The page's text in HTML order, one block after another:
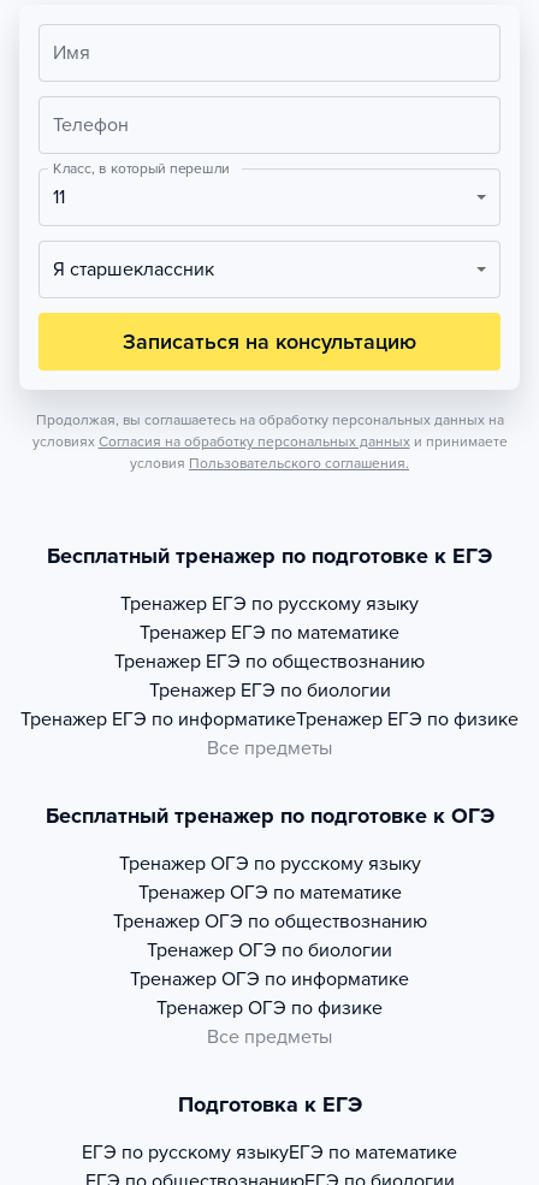
Имя
Телефон
Класс, в который перешли
11
Я старшеклассник
Записаться на консультацию
Продолжая, вы соглашаетесь на обработку персональных данных на
условиях Согласия на обработку персональных данных и принимаете
условия Пользовательского соглашения.
Бесплатный тренажер по подготовке к ЕГЭ
Тренажер ЕГЭ по русскому языку
Тренажер ЕГЭ по математике
Тренажер ЕГЭ по обществознанию
Тренажер ЕГЭ по биологии
Тренажер ЕГЭ по информатикеТренажер ЕГЭ по физике
Все предметы
Бесплатный тренажер по подготовке к ОГЭ
Тренажер ОГЭ по русскому языку
Тренажер ОГЭ по математике
Тренажер ОГЭ по обществознанию
Тренажер ОГЭ по биологии
Тренажер ОГЭ по информатике
Тренажер ОГЭ по физике
Все предметы
Подготовка к ЕГЭ
ЕГЭ по русскому языкуЕГЭ по математике